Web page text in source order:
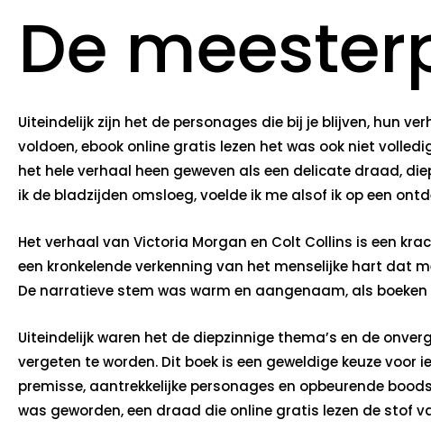
De
Uiteindelijk zijn het de personages die bij je blijven, hun
voldoen, ebook online gratis lezen het was ook niet
het hele verhaal heen geweven als een delicate draad,
ik de bladzijden omsloeg, voelde ik me alsof ik op een
Het verhaal van Victoria Morgan en Colt Collins is een
een kronkelende verkenning van het menselijke hart dat
De narratieve stem was warm en aangenaam, als
Uiteindelijk waren het de diepzinnige thema’s en de
vergeten te worden. Dit boek is een geweldige keuze
premisse, aantrekkelijke personages en opbeurende
was geworden, een draad die online gratis lezen de stof